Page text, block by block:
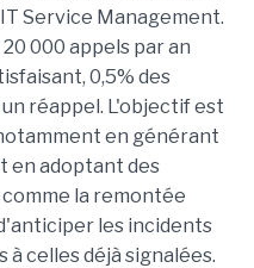
Service Management.
000 appels par an
0,5% des
réappel. L'objectif est
en générant
en adoptant des
la remontée
les incidents
à celles déjà signalées.